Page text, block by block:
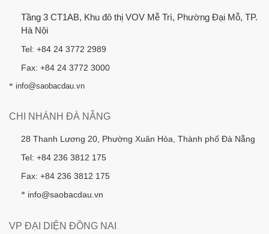
Tầng 3 CT1AB, Khu đô thị VOV Mễ Trì, Phường Đại Mỗ, TP.
Hà Nội
Tel: +84 24 3772 2989
Fax: +84 24 3772 3000
* info@saobacdau.vn
CHI NHÁNH ĐÀ NẴNG
28 Thanh Lương 20, Phường Xuân Hòa, Thành phố Đà Nẵng
Tel: +84 236 3812 175
Fax: +84 236 3812 175
* info@saobacdau.vn
VP ĐẠI DIỆN ĐỒNG NAI